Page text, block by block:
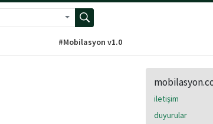
Gelişmiş arama menüsünü aç
#Mobilasyon v1.0
iletişim
duyurular